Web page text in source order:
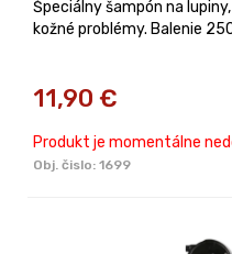
Špeciálny šampón na
kožné problémy. Balenie
11,90 €
Produkt je momentálne
Obj. čislo: 1699